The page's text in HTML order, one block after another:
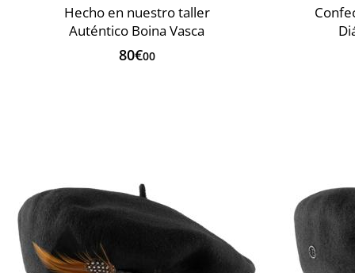
Hecho en nuestro taller
Auténtico Boina Vasca
80€00